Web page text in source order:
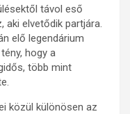
távol eső
aki elvetődik partjára.
elő legendárium
hogy a
több mint
közül különösen az